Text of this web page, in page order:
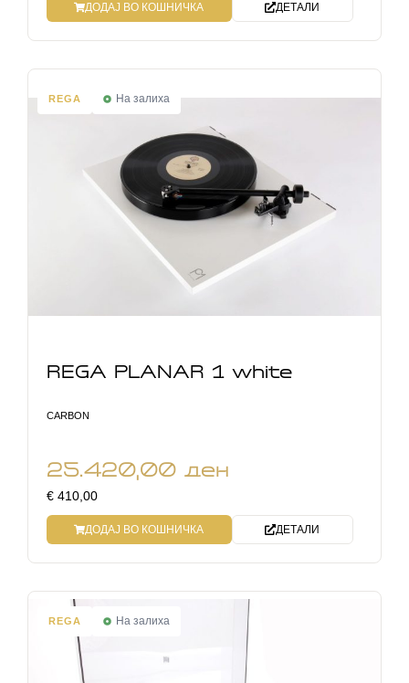
ДОДАЈ ВО КОШНИЧКА ДЕТАЛИ
REGA На залиха
REGA PLANAR 1 white
CARBON
25.420,00 ден
€ 410,00
ДОДАЈ ВО КОШНИЧКА ДЕТАЛИ
REGA На залиха